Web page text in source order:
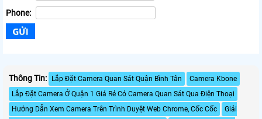
Phone:
Thông Tin: Lắp Đặt Camera Quan Sát Quận Bình Tân
Camera Kbone
Lắp Đặt Camera Ở Quận 1 Giá Rẻ Có Camera Quan Sát Qua Điện Thoại
Hướng Dẫn Xem Camera Trên Trình Duyệt Web Chrome, Cốc Cốc
Giải